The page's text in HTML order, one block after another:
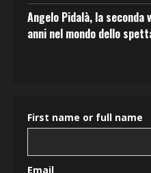
Angelo Pidalà, la seconda
anni nel mondo dello
First name or full name
Email